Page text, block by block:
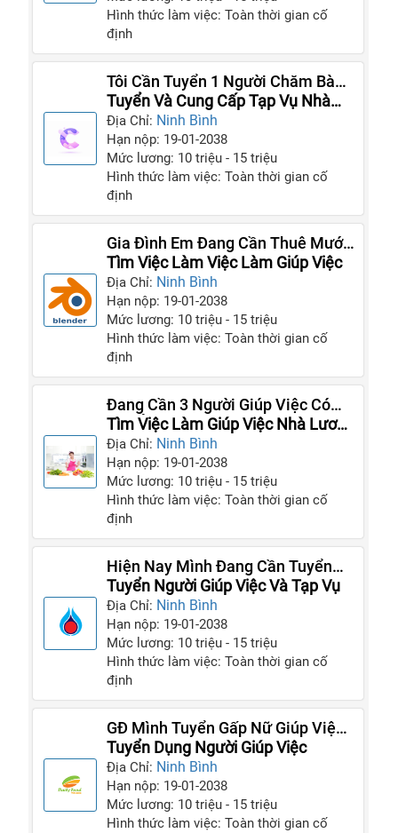
Hình thức làm việc: Toàn thời gian cố
định
Tôi Cần Tuyển 1 Người Chăm Bà
Và 2 Người Giúp Việc Tại GĐ Tôi
Tuyển Và Cung Cấp Tạp Vụ Nhà
Hàng Quán Ăn Và Giúp Việc
Địa Chỉ: Ninh Bình
Hạn nộp: 19-01-2038
Mức lương: 10 triệu - 15 triệu
Hình thức làm việc: Toàn thời gian cố
định
Gia Đình Em Đang Cần Thuê Mướn
Gấp Người Giúp Việc
Tìm Việc Làm Việc Làm Giúp Việc
Địa Chỉ: Ninh Bình
Hạn nộp: 19-01-2038
Mức lương: 10 triệu - 15 triệu
Hình thức làm việc: Toàn thời gian cố
định
Đang Cần 3 Người Giúp Việc Có
Thể Ở Lại Gia Đình Nhà Tôi Luôn
Tìm Việc Làm Giúp Việc Nhà Lương
Cao
Địa Chỉ: Ninh Bình
Hạn nộp: 19-01-2038
Mức lương: 10 triệu - 15 triệu
Hình thức làm việc: Toàn thời gian cố
định
Hiện Nay Mình Đang Cần Tuyển
Gấp Người Giúp Việc Cho Nhà
Mình
Tuyển Người Giúp Việc Và Tạp Vụ
Địa Chỉ: Ninh Bình
Hạn nộp: 19-01-2038
Mức lương: 10 triệu - 15 triệu
Hình thức làm việc: Toàn thời gian cố
định
GĐ Mình Tuyển Gấp Nữ Giúp Việc
Trong Tháng
Tuyển Dụng Người Giúp Việc
Địa Chỉ: Ninh Bình
Hạn nộp: 19-01-2038
Mức lương: 10 triệu - 15 triệu
Hình thức làm việc: Toàn thời gian cố